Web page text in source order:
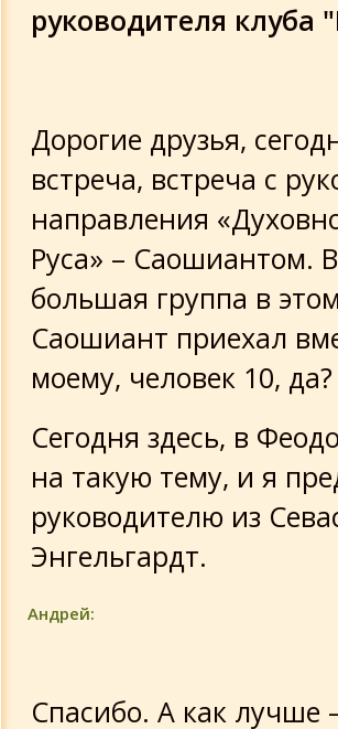
руководителя клуба
Дорогие друзья,
встреча, встреча с
направления
Руса» – Саошиантом.
большая группа в
Саошиант приехал
моему, человек 10, да?
Сегодня здесь, в
на такую тему, и я
руководителю из
Энгельгардт.
Андрей:
Спасибо. А как лучше